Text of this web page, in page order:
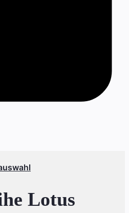
Lotus